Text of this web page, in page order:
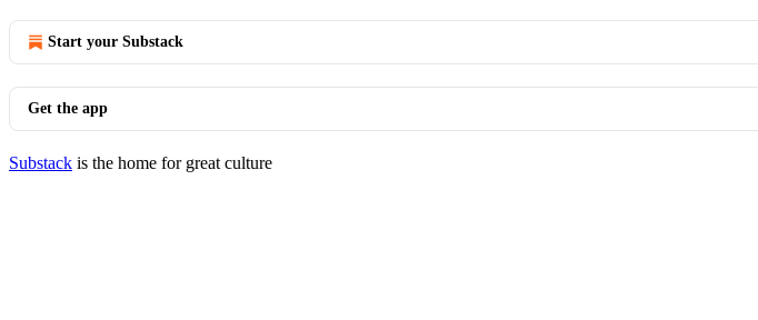
Start your Substack
Get the app
Substack is the home for great culture